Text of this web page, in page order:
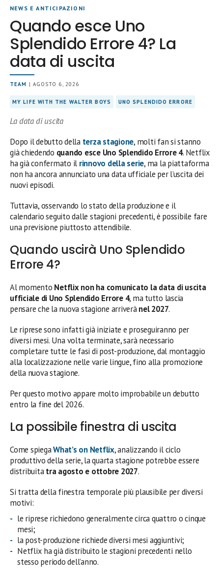
NEWS E ANTICIPAZIONI
Quando esce Uno
Splendido Errore 4? La
data di uscita
TEAM | AGOSTO 6, 2026
MY LIFE WITH THE WALTER BOYS UNO SPLENDIDO ERRORE
La data di uscita
Dopo il debutto della terza stagione, molti fan si stanno
già chiedendo quando esce Uno Splendido Errore 4. Netflix
ha già confermato il rinnovo della serie, ma la piattaforma
non ha ancora annunciato una data ufficiale per l’uscita dei
nuovi episodi.
Tuttavia, osservando lo stato della produzione e il
calendario seguito dalle stagioni precedenti, è possibile fare
una previsione piuttosto attendibile.
Quando uscirà Uno Splendido
Errore 4?
Al momento Netflix non ha comunicato la data di uscita
ufficiale di Uno Splendido Errore 4, ma tutto lascia
pensare che la nuova stagione arriverànel 2027.
Le riprese sono infatti già iniziate e proseguiranno per
diversi mesi. Una volta terminate, sarà necessario
completare tutte le fasi di post-produzione, dal montaggio
alla localizzazione nelle varie lingue, fino alla promozione
della nuova stagione.
Per questo motivo appare molto improbabile un debutto
entro la fine del 2026.
La possibile finestra di uscita
Come spiegaWhat’s on Netflix, analizzando il ciclo
produttivo della serie, la quarta stagione potrebbe essere
distribuitatra agosto e ottobre 2027.
Si tratta della finestra temporale più plausibile per diversi
motivi:
le riprese richiedono generalmente circa quattro o cinque
mesi;
la post-produzione richiede diversi mesi aggiuntivi;
Netflix ha già distribuito le stagioni precedenti nello
stesso periodo dell’anno.